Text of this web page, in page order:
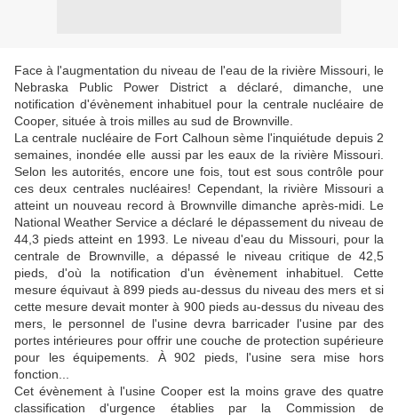
Face à l'augmentation du niveau de l'eau de la rivière Missouri, le
Nebraska Public Power District a déclaré, dimanche, une
notification d'évènement inhabituel pour la centrale nucléaire de
Cooper, située à trois milles au sud de Brownville.
La centrale nucléaire de Fort Calhoun sème l'inquiétude depuis 2
semaines, inondée elle aussi par les eaux de la rivière Missouri.
Selon les autorités, encore une fois, tout est sous contrôle pour
ces deux centrales nucléaires! Cependant, la rivière Missouri a
atteint un nouveau record à Brownville dimanche après-midi. Le
National Weather Service a déclaré le dépassement du niveau de
44,3 pieds atteint en 1993. Le niveau d'eau du Missouri, pour la
centrale de Brownville, a dépassé le niveau critique de 42,5
pieds, d'où la notification d'un évènement inhabituel. Cette
mesure équivaut à 899 pieds au-dessus du niveau des mers et si
cette mesure devait monter à 900 pieds au-dessus du niveau des
mers, le personnel de l'usine devra barricader l'usine par des
portes intérieures pour offrir une couche de protection supérieure
pour les équipements. À 902 pieds, l'usine sera mise hors
fonction...
Cet évènement à l'usine Cooper est la moins grave des quatre
classification d'urgence établies par la Commission de